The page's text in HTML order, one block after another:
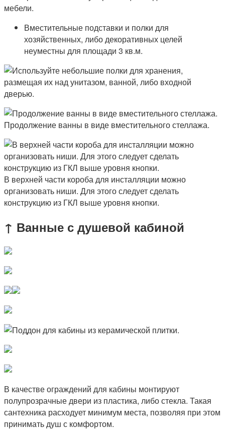
мебели.
Вместительные подставки и полки для
хозяйственных, либо декоративных целей
неуместны для площади 3 кв.м.
Продолжение ванны в виде вместительного стеллажа.
В верхней части короба для инсталляции можно
организовать ниши. Для этого следует сделать
конструкцию из ГКЛ выше уровня кнопки.
↑ Ванные с душевой кабиной
В качестве ограждений для кабины монтируют
полупрозрачные двери из пластика, либо стекла. Такая
сантехника расходует минимум места, позволяя при этом
принимать душ с комфортом.